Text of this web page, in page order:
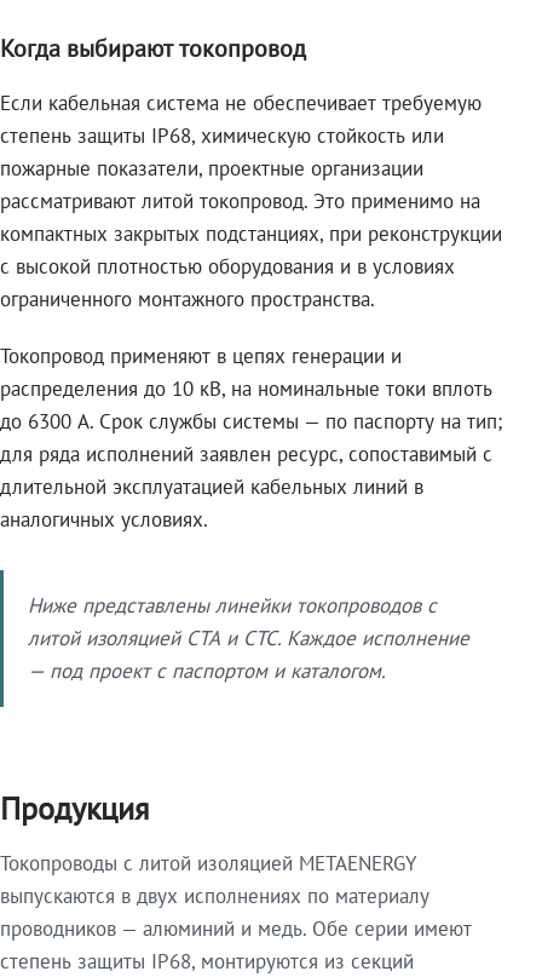
Когда выбирают токопровод
Если кабельная система не обеспечивает требуемую
степень защиты IP68, химическую стойкость или
пожарные показатели, проектные организации
рассматривают литой токопровод. Это применимо на
компактных закрытых подстанциях, при реконструкции
с высокой плотностью оборудования и в условиях
ограниченного монтажного пространства.
Токопровод применяют в цепях генерации и
распределения до 10 кВ, на номинальные токи вплоть
до 6300 А. Срок службы системы — по паспорту на тип;
для ряда исполнений заявлен ресурс, сопоставимый с
длительной эксплуатацией кабельных линий в
аналогичных условиях.
Ниже представлены линейки токопроводов с
литой изоляцией СТА и СТС. Каждое исполнение
— под проект с паспортом и каталогом.
Продукция
Токопроводы с литой изоляцией METAENERGY
выпускаются в двух исполнениях по материалу
проводников — алюминий и медь. Обе серии имеют
степень защиты IP68, монтируются из секций